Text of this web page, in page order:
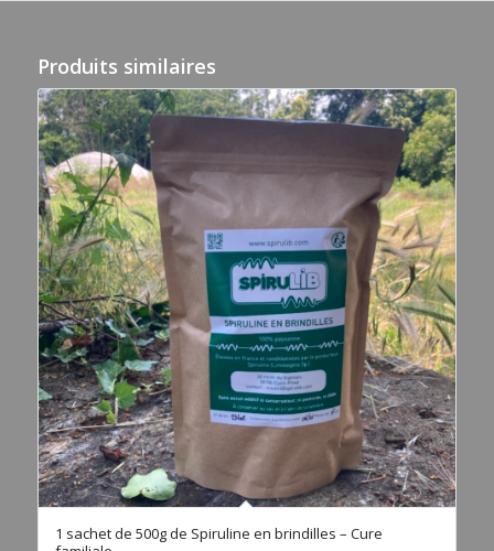
Produits similaires
1 sachet de 500g de Spiruline en brindilles – Cure